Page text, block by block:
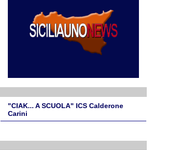
"CIAK... A SCUOLA" ICS Calderone
Carini